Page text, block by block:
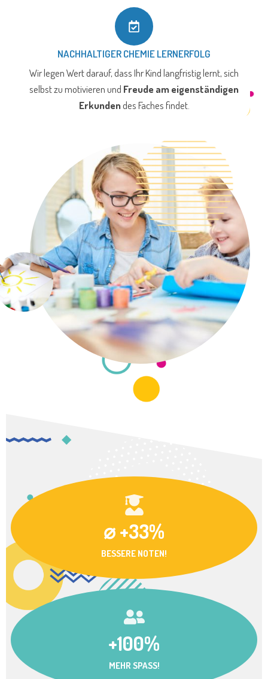
NACHHALTIGER CHEMIE LERNERFOLG
Wir legen Wert darauf, dass Ihr Kind langfristig lernt, sich
selbst zu motivieren und Freude am eigenständigen
Erkundendes Faches findet.
⌀ +33%
BESSERE NOTEN!
+100%
MEHR SPASS!